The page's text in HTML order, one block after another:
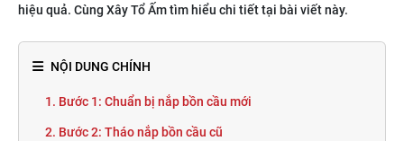
hiệu quả. Cùng Xây Tổ Ấm tìm hiểu chi tiết tại bài viết này.
NỘI DUNG CHÍNH
1. Bước 1: Chuẩn bị nắp bồn cầu mới
2. Bước 2: Tháo nắp bồn cầu cũ